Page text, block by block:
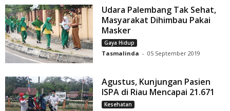
Udara Palembang Tak Sehat,
Masyarakat Dihimbau Pakai
Masker
Gaya Hidup
Tasmalinda - 05 September 2019
Agustus, Kunjungan Pasien
ISPA di Riau Mencapai 21.671
Kesehatan